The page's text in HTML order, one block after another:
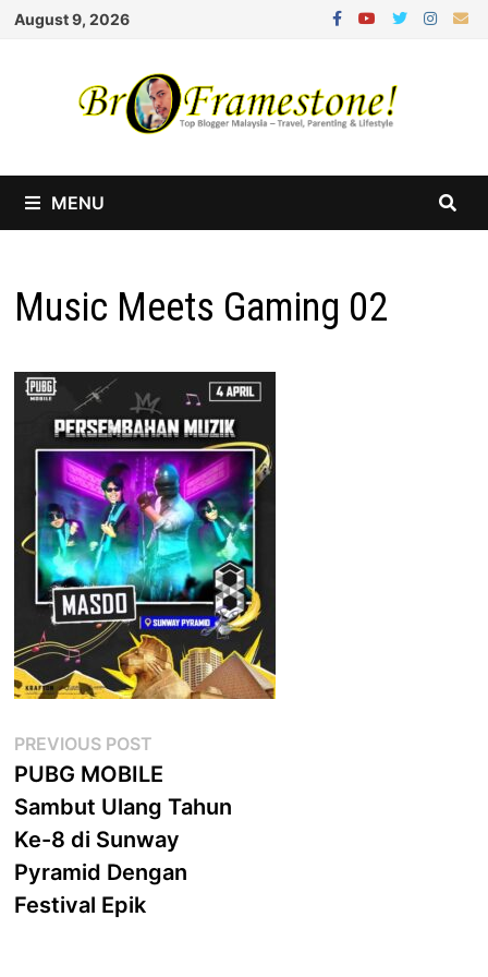
Skip
August 9, 2026
MENU
Music Meets Gaming 02
Post
navigation
PREVIOUS POST
post:
PUBG MOBILE
Sambut Ulang Tahun
Ke-8 di Sunway
Pyramid Dengan
Festival Epik